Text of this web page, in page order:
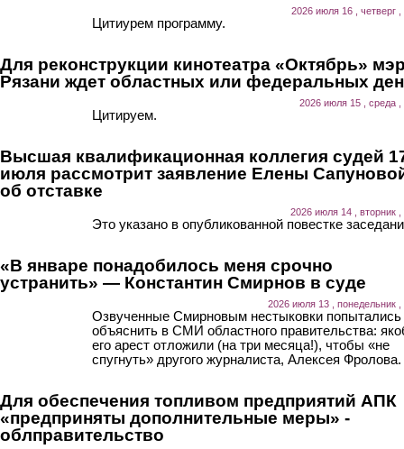
2026 июля 16 , четверг ,
Цитиурем программу.
Для реконструкции кинотеатра «Октябрь»
Рязани ждет областных или федеральных
2026 июля 15 , среда ,
Цитируем.
Высшая квалификационная коллегия судей
июля рассмотрит заявление Елены
об отставке
2026 июля 14 , вторник ,
Это указано в опубликованной повестке
«В январе понадобилось меня срочно
устранить» — Константин Смирнов в суде
2026 июля 13 , понедельник ,
Озвученные Смирновым нестыковки попытались
объяснить в СМИ областного правительства:
его арест отложили (на три месяца!), чтобы «не
спугнуть» другого журналиста, Алексея Фролова.
Для обеспечения топливом предприятий АПК
«предприняты дополнительные меры» -
облправительство